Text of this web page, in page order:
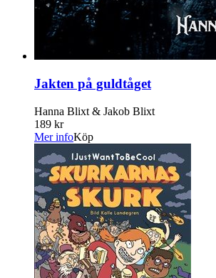
Jakten på guldtåget
Hanna Blixt & Jakob Blixt
189 kr
Mer infoKöp